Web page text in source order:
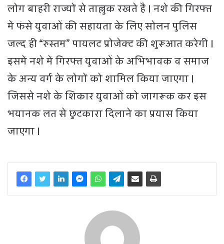
लोग बाहरी राज्यों से ताल्लुक रखते हैं । नशे की गिरफ्त
में फंसे युवाओं की सहायता के लिए सोलन पुलिस
जल्द ही “रुस्तम” पायलट प्रोजेक्ट की शुरूआत करेगी ।
इसमें नशे में गिरफ्त युवाओं के अभिभावक व समाज
के अन्य वर्ग के लोगों को शामिल किया जाएगा ।
जिससे नशे के शिकार युवाओं को जागरूक कर इस
भयानक लत से छुटकारा दिलाने का प्रयास किया
जाएगा ।